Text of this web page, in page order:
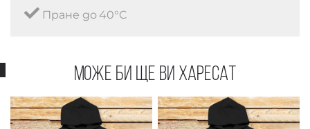
Пране до 40°C
Може би ще ви харесат